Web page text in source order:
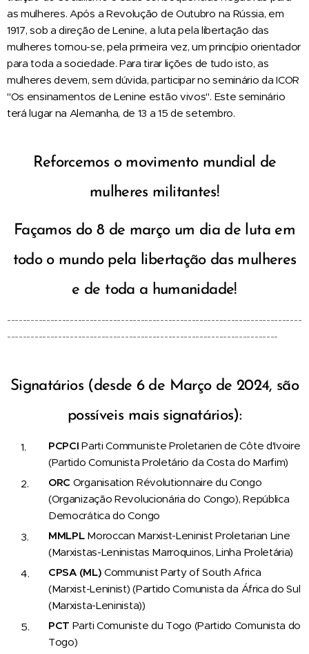
as mulheres. Após a Revolução de Outubro na Rússia, em
1917, sob a direção de Lenine, a luta pela libertação das
mulheres tornou-se, pela primeira vez, um princípio orientador
para toda a sociedade. Para tirar lições de tudo isto, as
mulheres devem, sem dúvida, participar no seminário da ICOR
"Os ensinamentos de Lenine estão vivos". Este seminário
terá lugar na Alemanha, de 13 a 15 de setembro.
Reforcemos o movimento mundial de
mulheres militantes!
Façamos do 8 de março um dia de luta em
todo o mundo pela libertação das mulheres
e de toda a humanidade!
---------------------------------------------------------------------------
---------------------------------------------------------------------
Signatários (desde 6 de Março de 2024, são
possíveis mais signatários):
PCPCIParti Communiste Proletarien de Côte d'Ivoire
(Partido Comunista Proletário da Costa do Marfim)
ORC Organisation Révolutionnaire du Congo
(Organização Revolucionária do Congo), República
Democrática do Congo
MMLPL Moroccan Marxist-Leninist Proletarian Line
(Marxistas-Leninistas Marroquinos, Linha Proletária)
CPSA (ML) Communist Party of South Africa
(Marxist-Leninist) (Partido Comunista da África do Sul
(Marxista-Leninista))
PCT Parti Comuniste du Togo (Partido Comunista do
Togo)